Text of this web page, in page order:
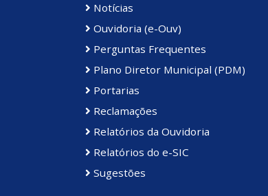
Notícias
Ouvidoria (e-Ouv)
Perguntas Frequentes
Plano Diretor Municipal (PDM)
Portarias
Reclamações
Relatórios da Ouvidoria
Relatórios do e-SIC
Sugestões